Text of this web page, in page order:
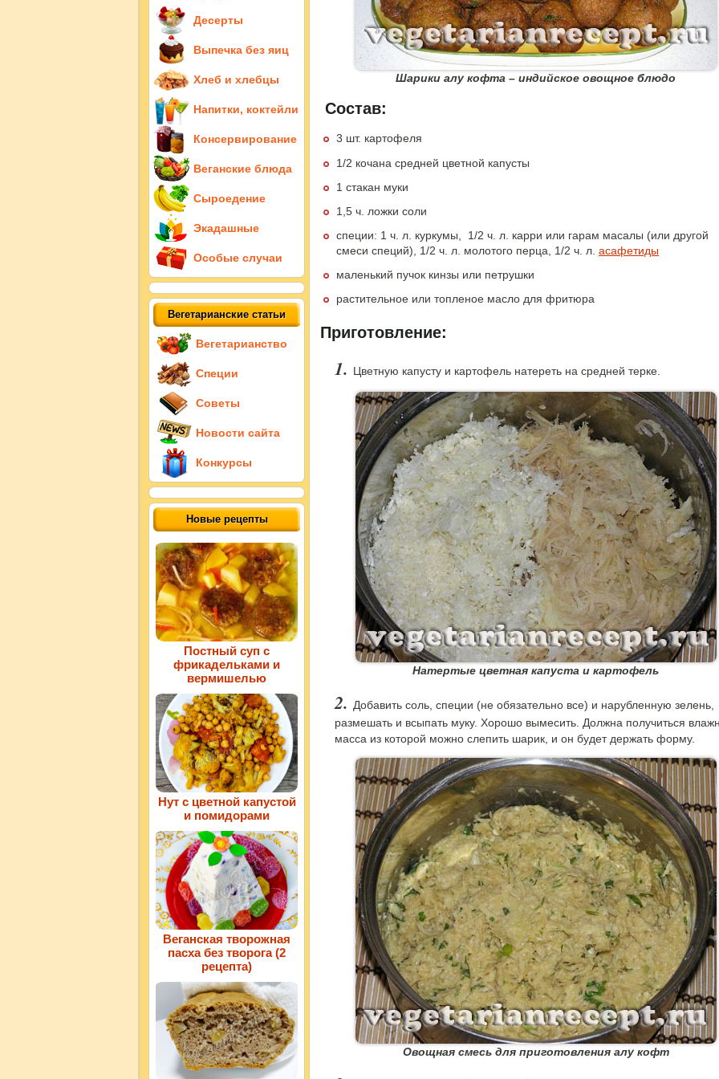
Шарики алу кофта – индийское овощное блюдо
Состав:
3 шт. картофеля
1/2 кочана средней цветной капусты
1 стакан муки
1,5 ч. ложки соли
специи: 1 ч. л. куркумы, 1/2 ч. л. карри или гарам масалы (или другой
смеси специй), 1/2 ч. л. молотого перца, 1/2 ч. л. асафетиды
маленький пучок кинзы или петрушки
растительное или топленое масло для фритюра
Приготовление:
Цветную капусту и картофель натереть на средней терке.
Натертые цветная капуста и картофель
Добавить соль, специи (не обязательно все) и нарубленную зелень,
размешать и всыпать муку. Хорошо вымесить. Должна получиться
масса из которой можно слепить шарик, и он будет держать форму.
Овощная смесь для приготовления алу кофт
Десерты
Выпечка без яиц
Хлеб и хлебцы
Напитки, коктейли
Консервирование
Веганские блюда
Сыроедение
Экадашные
Особые случаи
Вегетарианские статьи
Вегетарианство
Специи
Советы
Новости сайта
Конкурсы
Новые рецепты
Постный суп с
фрикадельками и
вермишелью
Нут с цветной капустой
и помидорами
Веганская творожная
пасха без творога (2
рецепта)